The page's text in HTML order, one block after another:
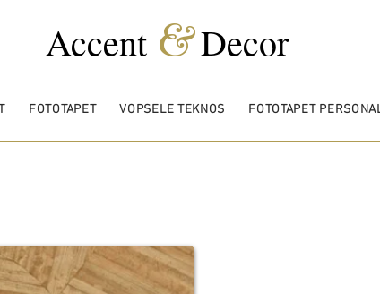
Accent &Decor
FOTOTAPET VOPSELE TEKNOS FOTOTAPET